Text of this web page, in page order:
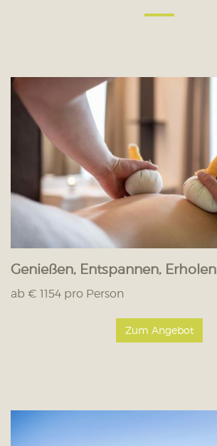
Genießen, Entspannen, Erholen
ab € 1154 pro Person
Zum Angebot